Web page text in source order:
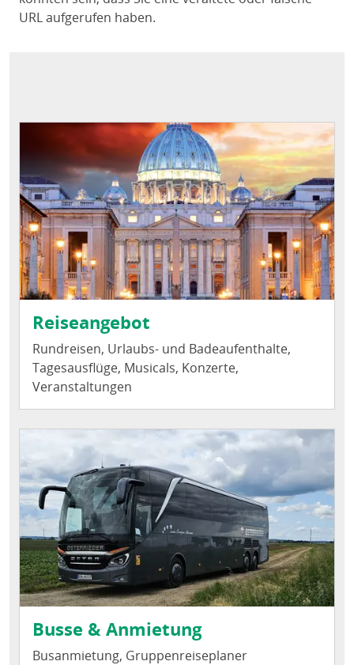
URL aufgerufen haben.
Reiseangebot
Rundreisen, Urlaubs- und Badeaufenthalte,
Tagesausflüge, Musicals, Konzerte,
Veranstaltungen
Busse & Anmietung
Busanmietung, Gruppenreiseplaner